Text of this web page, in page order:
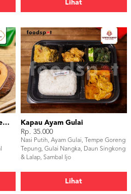
Lihat
Praktis Bowl : Nasi Uduk Semur Daging
Kapau Ayam Gulai
Rp. 35.000
Nasi Putih, Ayam Gulai, Tempe Goreng
Tepung, Gulai Nangka, Daun Singkong
& Lalap, Sambal Ijo
Lihat